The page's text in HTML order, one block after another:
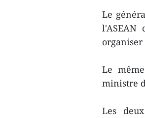
Le
l'ASEAN
organiser
Le
ministre
Les